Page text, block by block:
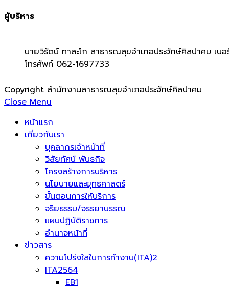
ผู้บริหาร
นายวิรัตน์ ทาสะโก สาธารณสุขอำเภอประจักษ์ศิลปาคม เบอ
โทรศัพท์ 062-1697733
Copyright สำนักงานสาธารณสุขอำเภอประจักษ์ศิลปาคม
Close Menu
หน้าแรก
เกี่ยวกับเรา
บุคลากรเจ้าหน้าที่
วิสัยทัศน์ พันธกิจ
โครงสร้างการบริหาร
นโยบายและยุทธศาสตร์
ขั้นตอนการให้บริการ
จริยธรรม/จรรยาบรรณ
แผนปฏิบัติราชการ
อำนาจหน้าที่
ข่าวสาร
ความโปร่งใสในการทำงาน(ITA)2
ITA2564
EB1